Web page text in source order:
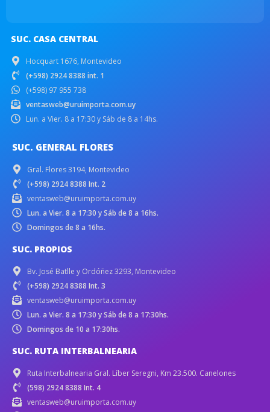
SUC. CASA CENTRAL
Hocquart 1676, Montevideo
(+598) 2924 8388 int. 1
(+598) 97 955 738
ventasweb@uruimporta.com.uy
Lun. a Vier. 8 a 17:30 y Sáb de 8 a 14hs.
SUC. GENERAL FLORES
Gral. Flores 3194, Montevideo
(+598) 2924 8388 Int. 2
ventasweb@uruimporta.com.uy
Lun. a Vier. 8 a 17:30 y Sáb de 8 a 16hs.
Domingos de 8 a 16hs.
SUC. PROPIOS
Bv. José Batlle y Ordóñez 3293, Montevideo
(+598) 2924 8388 Int. 3
ventasweb@uruimporta.com.uy
Lun. a Vier. 8 a 17:30 y Sáb de 8 a 17:30hs.
Domingos de 10 a 17:30hs.
SUC. RUTA INTERBALNEARIA
Ruta Interbalnearia Gral. Líber Seregni, Km 23.500. Canelones
(598) 2924 8388 Int. 4
ventasweb@uruimporta.com.uy